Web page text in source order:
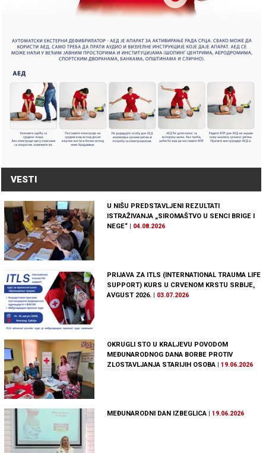
VESTI
U NIŠU PREDSTAVLJENI REZULTATI
ISTRAŽIVANJA „SIROMAŠTVO U SENCI BRIGE I
NEGE“ | 04.08.2026
PRIJAVA ZA ITLS (INTERNATIONAL TRAUMA LIFE
SUPPORT) KURS U CRVENOM KRSTU SRBIJE,
AVGUST 2026.
03.07.2026
OKRUGLI STO U KRALJEVU POVODOM
MEĐUNARODNOG DANA BORBE PROTIV
ZLOSTAVLJANJA STARIJIH OSOBA |19.06.2026
MEĐUNARODNI DAN IZBEGLICA |19.06.2026